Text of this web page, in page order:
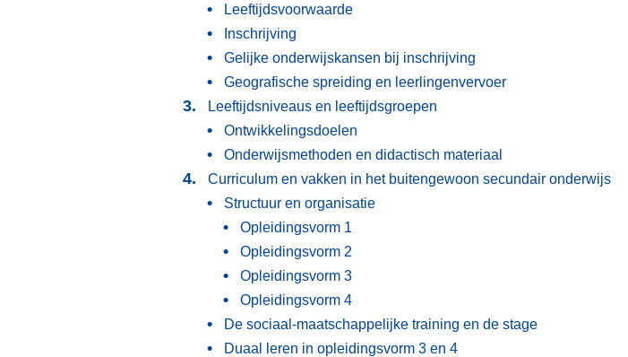
Leeftijdsvoorwaarde
Inschrijving
Gelijke onderwijskansen bij inschrijving
Geografische spreiding en leerlingenvervoer
Leeftijdsniveaus en leeftijdsgroepen
Ontwikkelingsdoelen
Onderwijsmethoden en didactisch materiaal
Curriculum en vakken in het buitengewoon secundair onderwijs
Structuur en organisatie
Opleidingsvorm 1
Opleidingsvorm 2
Opleidingsvorm 3
Opleidingsvorm 4
De sociaal-maatschappelijke training en de stage
Duaal leren in opleidingsvorm 3 en 4